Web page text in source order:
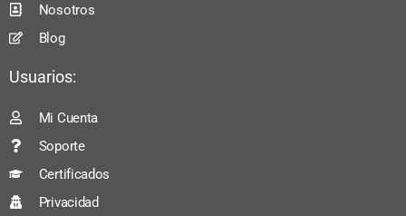
Nosotros
Blog
Usuarios:
Mi Cuenta
Soporte
Certificados
Privacidad